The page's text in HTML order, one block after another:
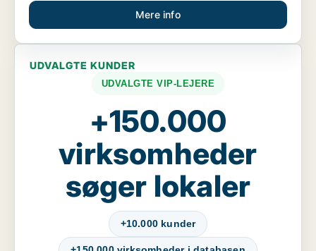
Mere info
UDVALGTE KUNDER
UDVALGTE VIP-LEJERE
+150.000
virksomheder
søger lokaler
+10.000 kunder